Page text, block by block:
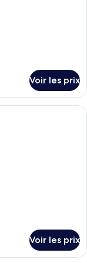
Voir les prix
à coucher bien
Voir les prix